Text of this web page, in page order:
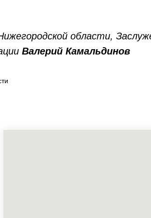
области,
Валерий Камальдинов